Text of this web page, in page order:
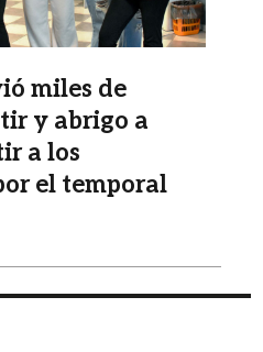
miles de
y abrigo a
a los
el temporal